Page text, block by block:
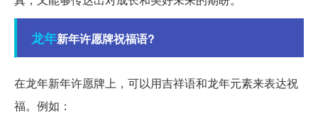
龙年新年许愿牌祝福语?
在龙年新年许愿牌上，可以用吉祥语和龙年元素来表达祝
福。例如：